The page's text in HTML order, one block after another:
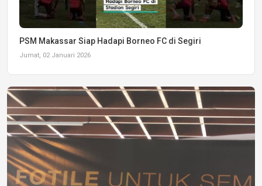
PSM Makassar Siap Hadapi Borneo FC di Segiri
Jumat, 02 Januari 2026